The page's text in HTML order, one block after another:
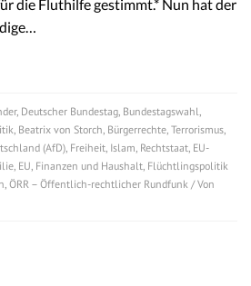
die Fluthilfe gestimmt.* Nun hat der
, Deutscher Bundestag, Bundestagswahl,
, Beatrix von Storch, Bürgerrechte, Terrorismus,
(AfD), Freiheit, Islam, Rechtstaat, EU-
, EU, Finanzen und Haushalt, Flüchtlingspolitik
, ÖRR – Öffentlich-rechtlicher Rundfunk / Von